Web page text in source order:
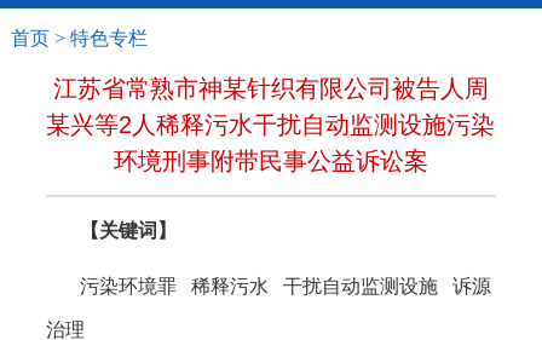
首页> 特色专栏
江苏省常熟市神某针织有限公司被告人周
某兴等2人稀释污水干扰自动监测设施污染
环境刑事附带民事公益诉讼案
【关键词】
污染环境罪 稀释污水 干扰自动监测设施 诉源
治理